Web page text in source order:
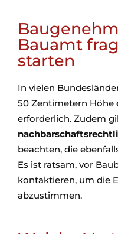
Bauamt
starten
In vielen
50 Zentimetern Höhe
erforderlich. Zudem
beachten, die
Es ist ratsam, vor
kontaktieren, um die
abzustimmen.